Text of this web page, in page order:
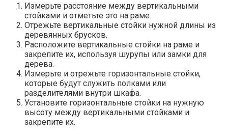
Измерьте расстояние между вертикальными
стойками и отметьте это на раме.
Отрежьте вертикальные стойки нужной длины из
деревянных брусков.​
Расположите вертикальные стойки на раме и
закрепите их, используя шурупы или замки для
дерева.​
Измерьте и отрежьте горизонтальные стойки,
которые будут служить полками или
разделителями внутри шкафа.​
Установите горизонтальные стойки на нужную
высоту между вертикальными стойками и
закрепите их.​